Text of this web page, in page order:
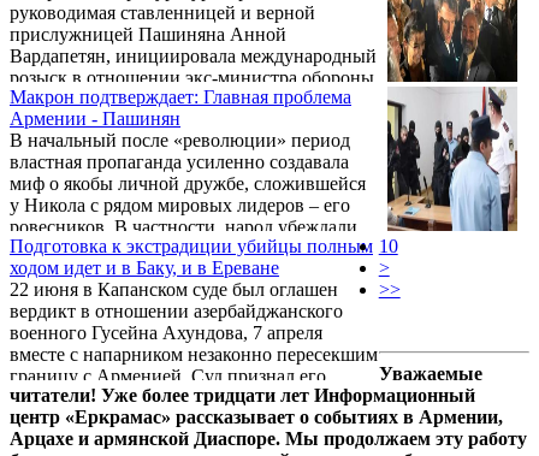
пассажирами в Армению, что справедливо
было расценено многими как выполнение
Араиком Арутюняном требования
Пашиняна и первый шаг на пути к
"интеграции" с Азербайджаном. И тот факт,
что похищение 68-летнего Хачатряна
произошло ...
руководимая ставленницей и верной
прислужницей Пашиняна Анной
Вардапетян, инициировала международный
розыск в отношении экс-министра обороны
Вигена Саркисяна. Как объяснили в
ведомстве, срок уголовного преследования
приостановлен из-за уклонения от
следствия, на основании
неустановленности местонахождения
обвиняемого. А обвиняется Саркисян в
нарушениях при распределении квартир
военнослужащим.
Макрон подтверждает: Главная проблема
Армении - Пашинян
В начальный после «революции» период
властная пропаганда усиленно создавала
миф о якобы личной дружбе, сложившейся
у Никола с рядом мировых лидеров – его
ровесников. В частности, народ убеждали,
что он, мол, на короткой ноге с
президентами Франции и Канады, с
которыми его связывают особо
доверительные и приятельские отношения.
Так вот, самый влиятельный из числа
«личных друзей» Пашиняна вчера сделал
заявление, которое явно повергло в шок и
самого Никола, и его окружение.
Настолько, что по всем медиаплощадкам ...
Подготовка к экстрадиции убийцы полным
ходом идет и в Баку, и в Ереване
22 июня в Капанском суде был оглашен
вердикт в отношении азербайджанского
военного Гусейна Ахундова, 7 апреля
вместе с напарником незаконно пересекшим
границу с Арменией. Суд признал его
виновным в убийстве сотрудника охраны
Зангезурского медно-молибденового
комбината Айрапета Меликсетяна и
10
>
>>
Уважаемые
читатели! Уже более тридцати лет Информационный
центр «Еркрамас» рассказывает о событиях в Армении,
Арцахе и армянской Диаспоре. Мы продолжаем эту работу